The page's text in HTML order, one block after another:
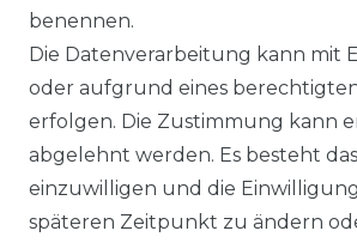
Sie sind
Sie erreichen uns
https://
oder telefonisch unter:
Wir versenden
benennen.
Die Datenverarbeitung kann mit
oder aufgrund eines
erfolgen. Die Zustimmung kann
abgelehnt werden. Es besteht
einzuwilligen und die
späteren Zeitpunkt zu ändern